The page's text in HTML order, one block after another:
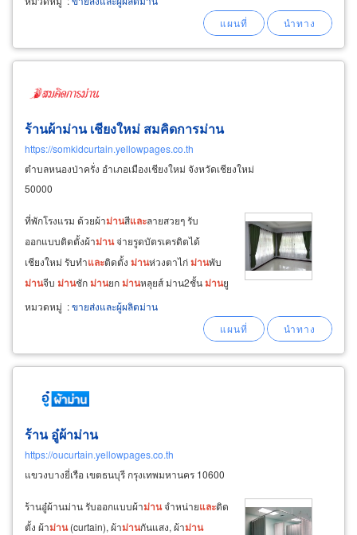
ลวดลายให้เลือกมากมาย เพื่อความ
ร้านผ้าม่าน เชียงใหม่ สมคิดการม่าน
https://somkidcurtain.yellowpages.co.th
ตำบลหนองป่าครั่ง อำเภอเมืองเชียงใหม่ จังหวัดเชียงใหม่
50000
ที่พักโรงแรม ด้วยผ้าม่านสีและลายสวยๆ รับ
ออกแบบติดตั้งผ้าม่านจ่ายรูดบัตรเครดิตได้
เชียงใหม่ รับทำและติดตั้ง ม่านห่วงตาไก่ม่านพับ
ม่านจีบ ม่านชักม่านยกม่านหลุยส์ ม่าน2ชั้นม่านยู
วีม่านม้วน พร้อมอุปกรณ์รางม่าน
รับลอก รื้อ
หมวดหมู่ :ขายส่งและผู้ผลิตม่าน
ร้าน อู๋ผ้าม่าน
https://oucurtain.yellowpages.co.th
แขวงบางยี่เรือ เขตธนบุรี กรุงเทพมหานคร 10600
ร้านอู๋ผ้านม่าน รับออกแบบผ้าม่านจำหน่ายและติด
ตั้ง ผ้าม่าน(curtain), ผ้าม่านกันแสง, ผ้าม่าน